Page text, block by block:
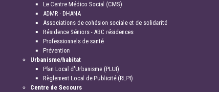
Le Centre Médico Social (CMS)
ADMR - DHANA
Associations de cohésion sociale et de solidarité
Résidence Séniors - ABC résidences
Professionnels de santé
Prévention
Urbanisme/habitat
Plan Local d'Urbanisme (PLUI)
Règlement Local de Publicité (RLPI)
Centre de Secours